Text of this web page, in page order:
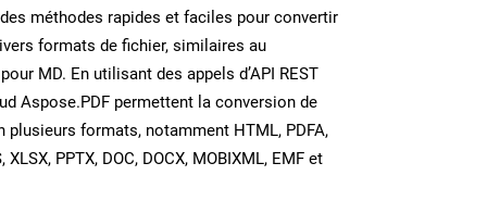
méthodes rapides et faciles pour convertir
formats de fichier, similaires au
MD. En utilisant des appels d’API REST
Aspose.PDF permettent la conversion de
plusieurs formats, notamment HTML, PDFA,
XLSX, PPTX, DOC, DOCX, MOBIXML, EMF et